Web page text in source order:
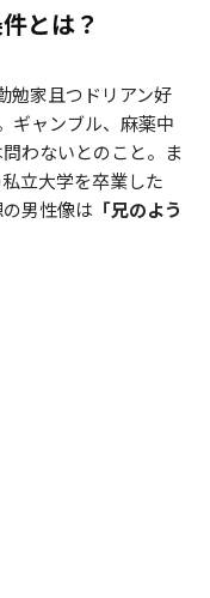
とは？
勉家且つドリアン好
ギャンブル、麻薬中
わないとのこと。ま
立大学を卒業した
男性像は 「兄のよう